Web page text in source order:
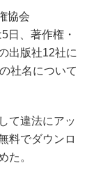
協会
日、著作権・
出版社12社に
社名について
て違法にアッ
料でダウンロ
た。